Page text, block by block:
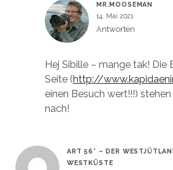
MR.MOOSEMAN
14. Mai 2021
Antworten
Hej Sibille – mange tak! Die
Seite (http://
einen Besuch wert!!!)
nach!
ART 56° – DER
WESTKÜSTE